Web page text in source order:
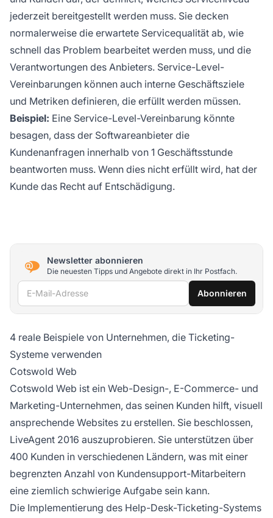
jederzeit bereitgestellt werden muss. Sie decken
normalerweise die erwartete Servicequalität ab, wie
schnell das Problem bearbeitet werden muss, und die
Verantwortungen des Anbieters. Service-Level-
Vereinbarungen können auch interne Geschäftsziele
und Metriken definieren, die erfüllt werden müssen.
Beispiel: Eine Service-Level-Vereinbarung könnte
besagen, dass der Softwareanbieter die
Kundenanfragen innerhalb von 1 Geschäftsstunde
beantworten muss. Wenn dies nicht erfüllt wird, hat der
Kunde das Recht auf Entschädigung.
Newsletter abonnieren
Die neuesten Tipps und Angebote direkt in Ihr Postfach.
E-Mail-Adresse Abonnieren
4 reale Beispiele von Unternehmen, die Ticketing-
Systeme verwenden
Cotswold Web
Cotswold Web ist ein Web-Design-, E-Commerce- und
Marketing-Unternehmen, das seinen Kunden hilft, visuell
ansprechende Websites zu erstellen. Sie beschlossen,
LiveAgent 2016 auszuprobieren. Sie unterstützen über
400 Kunden in verschiedenen Ländern, was mit einer
begrenzten Anzahl von Kundensupport-Mitarbeitern
eine ziemlich schwierige Aufgabe sein kann.
Die Implementierung des Help-Desk-Ticketing-Systems